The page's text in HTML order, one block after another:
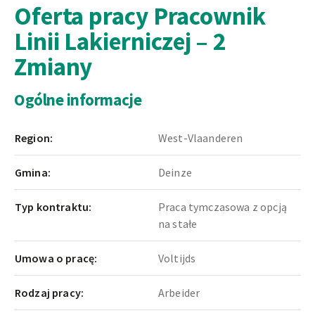
Oferta pracy Pracownik
Linii Lakierniczej – 2
Zmiany
Ogólne informacje
Region: West-Vlaanderen
Gmina: Deinze
Typ kontraktu:
Praca tymczasowa z opcją
na stałe
Umowa o pracę: Voltijds
Rodzaj pracy: Arbeider